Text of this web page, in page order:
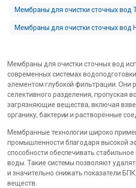
Мембраны для очистки сточных вод
Мембраны для очистки сточных вод
Мембраны для очистки сточных вод
современных системах
элементом глубокой фильтрации. Они
селективного разделения, пропуская
загрязняющие вещества, включая
органику, бактерии и растворённые
Мембранные технологии широко
промышленности благодаря высокой
способности обеспечивать
воды. Такие системы позволяют
и значительно снижать показатели
веществ.